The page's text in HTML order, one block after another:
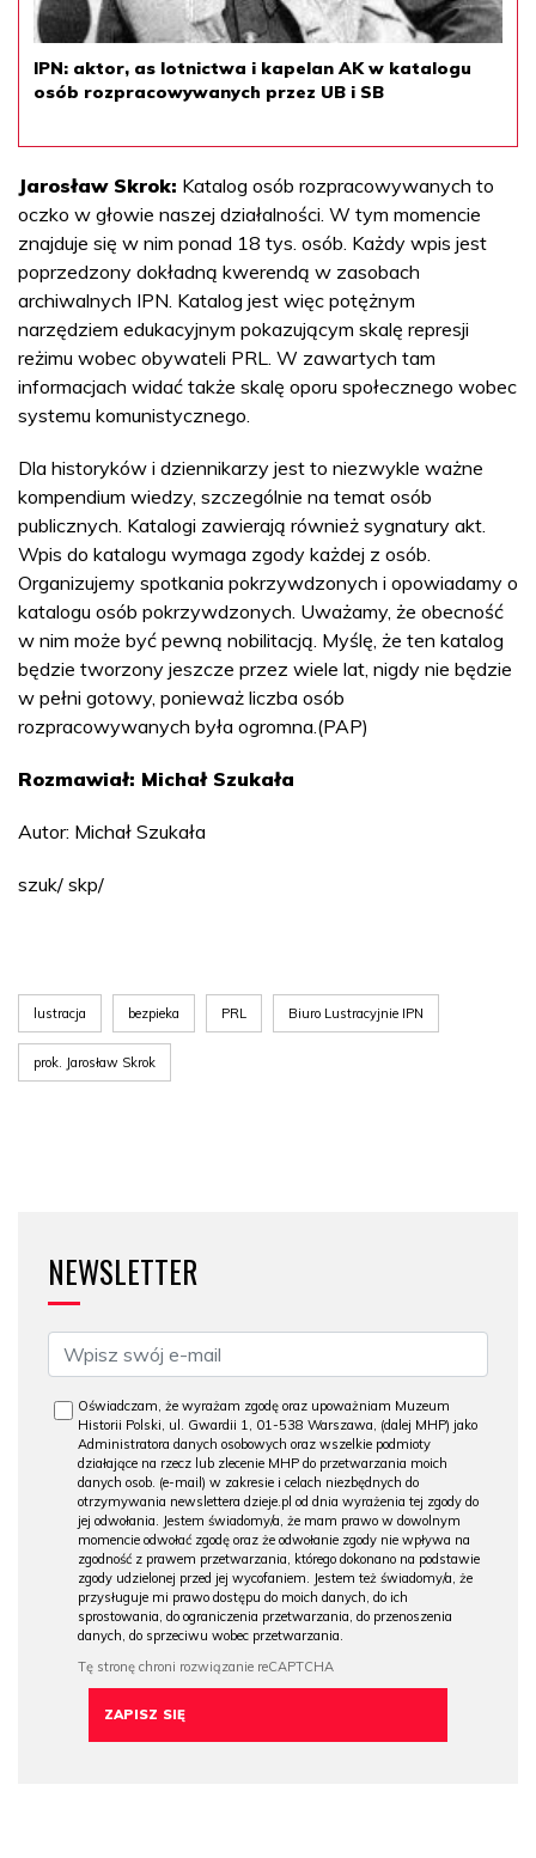
IPN: aktor, as lotnictwa i kapelan AK w katalogu
osób rozpracowywanych przez UB i SB
Jarosław Skrok: Katalog osób rozpracowywanych to
oczko w głowie naszej działalności. W tym momencie
znajduje się w nim ponad 18 tys. osób. Każdy wpis jest
poprzedzony dokładną kwerendą w zasobach
archiwalnych IPN. Katalog jest więc potężnym
narzędziem edukacyjnym pokazującym skalę represji
reżimu wobec obywateli PRL. W zawartych tam
informacjach widać także skalę oporu społecznego wobec
systemu komunistycznego.
Dla historyków i dziennikarzy jest to niezwykle ważne
kompendium wiedzy, szczególnie na temat osób
publicznych. Katalogi zawierają również sygnatury akt.
Wpis do katalogu wymaga zgody każdej z osób.
Organizujemy spotkania pokrzywdzonych i opowiadamy o
katalogu osób pokrzywdzonych. Uważamy, że obecność
w nim może być pewną nobilitacją. Myślę, że ten katalog
będzie tworzony jeszcze przez wiele lat, nigdy nie będzie
w pełni gotowy, ponieważ liczba osób
rozpracowywanych była ogromna.(PAP)
Rozmawiał: Michał Szukała
Autor: Michał Szukała
szuk/ skp/
lustracja bezpieka PRL Biuro Lustracyjnie IPN
prok. Jarosław Skrok
NEWSLETTER
Oświadczam, że wyrażam zgodę oraz upoważniam Muzeum
Historii Polski, ul. Gwardii 1, 01-538 Warszawa, (dalej MHP) jako
Administratora danych osobowych oraz wszelkie podmioty
działające na rzecz lub zlecenie MHP do przetwarzania moich
danych osob. (e-mail) w zakresie i celach niezbędnych do
otrzymywania newslettera dzieje.pl od dnia wyrażenia tej zgody do
jej odwołania. Jestem świadomy/a, że mam prawo w dowolnym
momencie odwołać zgodę oraz że odwołanie zgody nie wpływa na
zgodność z prawem przetwarzania, którego dokonano na podstawie
zgody udzielonej przed jej wycofaniem. Jestem też świadomy/a, że
przysługuje mi prawo dostępu do moich danych, do ich
sprostowania, do ograniczenia przetwarzania, do przenoszenia
danych, do sprzeciwu wobec przetwarzania.